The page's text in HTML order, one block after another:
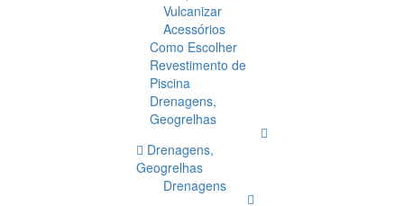
Vulcanizar
Acessórios
Como Escolher
Revestimento de
Piscina
Drenagens,
Geogrelhas
Drenagens,
Geogrelhas
Drenagens